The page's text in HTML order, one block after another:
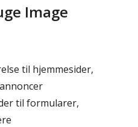
Image
til hjemmesider,
til formularer,